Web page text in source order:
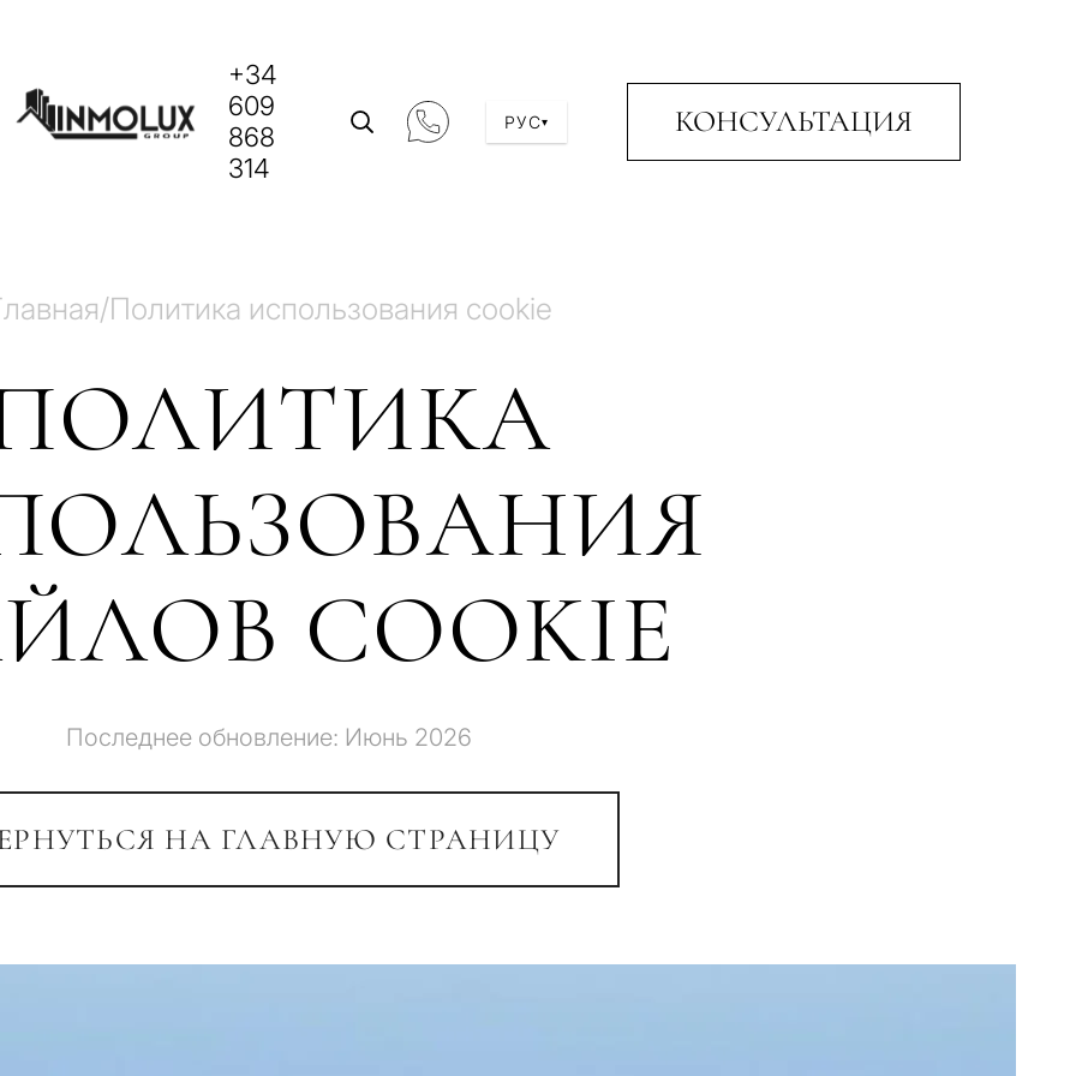
+34
609
868
314
РУС▾ КОНСУЛЬТАЦИЯ
/Политика использования cookie
COOKIE
Последнее обновление: Июнь 2026
НА ГЛАВНУЮ СТРАНИЦУ